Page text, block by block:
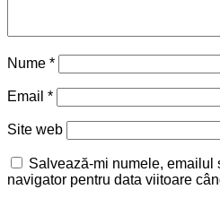
Nume *
Email *
Site web
Salvează-mi numele, emailul
navigator pentru data viitoare